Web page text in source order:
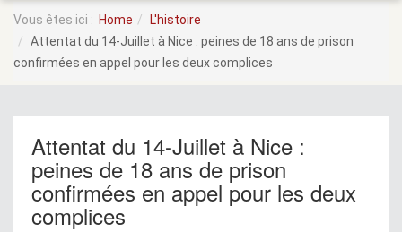
Vous êtes ici : Home
L'histoire
Attentat du 14-Juillet à Nice : peines de 18 ans de prison
confirmées en appel pour les deux complices
Attentat du 14-Juillet à Nice :
peines de 18 ans de prison
confirmées en appel pour les deux
complices